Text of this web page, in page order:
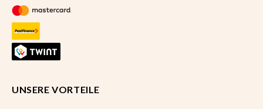
UNSERE VORTEILE